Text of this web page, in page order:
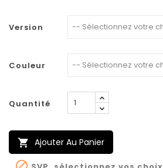
Version
Couleur
Quantité
 Ajouter Au Panier